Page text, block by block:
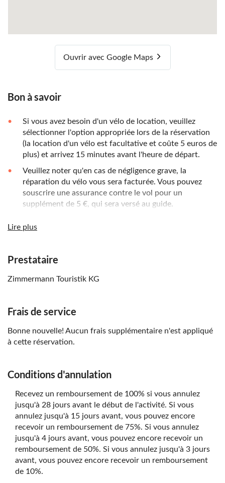
Ouvrir avec Google Maps
Bon à savoir
Si vous avez besoin d'un vélo de location, veuillez
sélectionner l'option appropriée lors de la réservation
(la location d'un vélo est facultative et coûte 5 euros de
plus) et arrivez 15 minutes avant l'heure de départ.
Veuillez noter qu'en cas de négligence grave, la
réparation du vélo vous sera facturée. Vous pouvez
souscrire une assurance contre le vol pour un
supplément de 5 €, qui sera versé au guide.
L'excursion se déroulera par beau temps ou par
météorologiques extrêmes.
mobilité réduite ou souffrant de problèmes cardiaques.
participants.
kilomètres
Lire plus
Prestataire
Zimmermann Touristik KG
Frais de service
Bonne nouvelle! Aucun frais supplémentaire n'est appliqué
à cette réservation.
Conditions d'annulation
Recevez un remboursement de 100% si vous annulez
jusqu'à 28 jours avant le début de l'activité. Si vous
annulez jusqu'à 15 jours avant, vous pouvez encore
recevoir un remboursement de 75%. Si vous annulez
jusqu'à 4 jours avant, vous pouvez encore recevoir un
remboursement de 50%. Si vous annulez jusqu'à 3 jours
avant, vous pouvez encore recevoir un remboursement
de 10%.